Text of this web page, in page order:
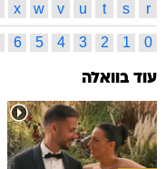
r
s
t
u
v
w
x
0
1
2
3
4
5
6
עוד בוואלה